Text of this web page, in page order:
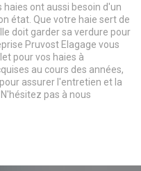
ont aussi besoin d'un
état. Que votre haie sert de
doit garder sa verdure pour
Pruvost Elagage vous
pour vos haies à
au cours des années,
assurer l'entretien et la
pas à nous